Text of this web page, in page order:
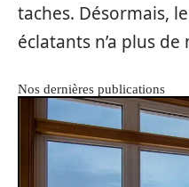
taches. Désormais,
éclatants n’a plus
Nos dernières publications